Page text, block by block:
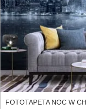
FOTOTAPETA NOC W